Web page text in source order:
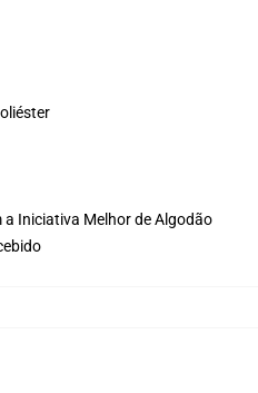
Iniciativa Melhor de Algodão